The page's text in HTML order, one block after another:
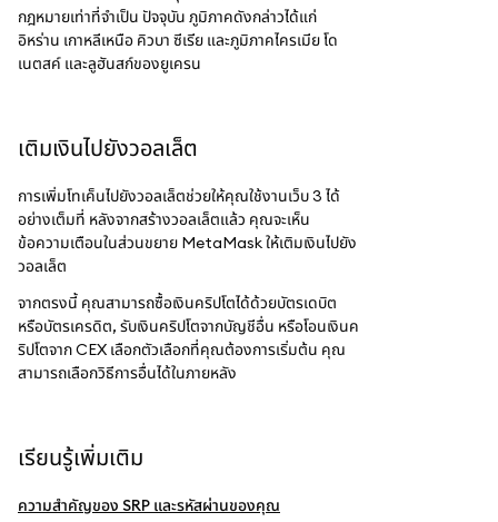
กฎหมายเท่าที่จำเป็น ปัจจุบัน ภูมิภาคดังกล่าวได้แก่
อิหร่าน เกาหลีเหนือ คิวบา ซีเรีย และภูมิภาคไครเมีย โด
เนตสค์ และลูฮันสก์ของยูเครน
เติมเงินไปยังวอลเล็ต
การเพิ่มโทเค็นไปยังวอลเล็ตช่วยให้คุณใช้งานเว็บ 3 ได้
อย่างเต็มที่ หลังจากสร้างวอลเล็ตแล้ว คุณจะเห็น
ข้อความเตือนในส่วนขยาย MetaMask ให้เติมเงินไปยัง
วอลเล็ต
จากตรงนี้ คุณสามารถซื้อเงินคริปโตได้ด้วยบัตรเดบิต
หรือบัตรเครดิต, รับเงินคริปโตจากบัญชีอื่น หรือโอนเงินค
ริปโตจาก CEX เลือกตัวเลือกที่คุณต้องการเริ่มต้น คุณ
สามารถเลือกวิธีการอื่นได้ในภายหลัง
เรียนรู้เพิ่มเติม
ความสำคัญของ SRP และรหัสผ่านของคุณ